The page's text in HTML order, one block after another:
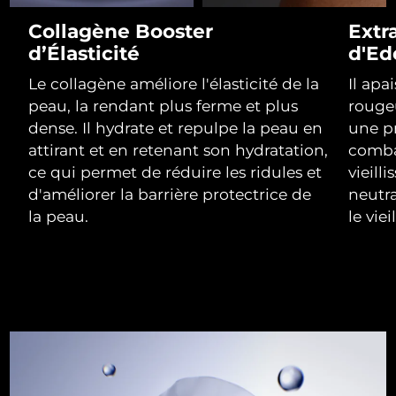
Collagène Booster
d’Élasticité
Le collagène améliore l'élasticité de la
peau, la rendant plus ferme et plus
dense. Il hydrate et repulpe la peau en
attirant et en retenant son hydratation,
ce qui permet de réduire les ridules et
d'améliorer la barrière protectrice de
la peau.
Il
une
le
R.A.S. chinoise de
Macao
8/13/26
Malaisie Livraison estimée 8/14/26
Malte Livraison estimée
Mexique
Monaco 8/12/26
Livraison estimée